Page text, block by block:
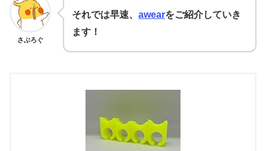
さぶろぐ
それでは早速、 awearをご紹介していき
ます！